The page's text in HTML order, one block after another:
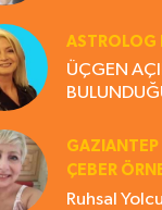
ASTROLOG
ÜÇGEN
GAZIANTEP
ÇEBER
Ruhsal